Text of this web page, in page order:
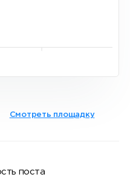
Смотреть площадку
поста